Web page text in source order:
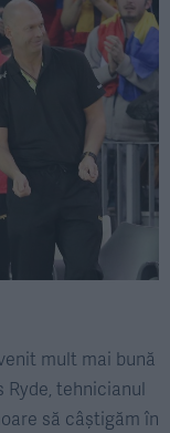
mult mai bună
Ryde, tehnicianul
să câștigăm în